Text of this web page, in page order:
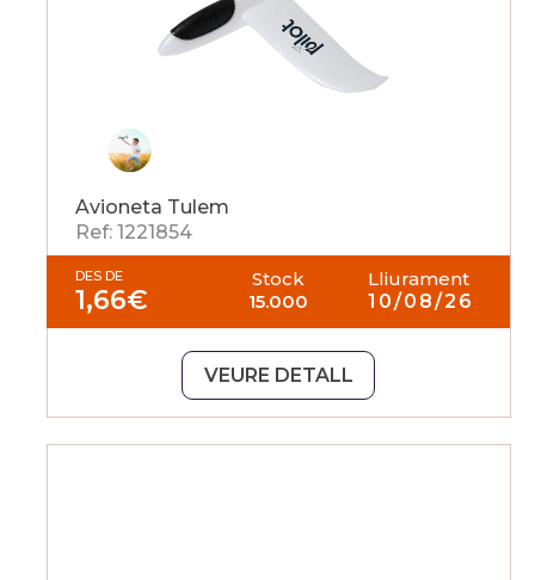
Avioneta Tulem
Ref: 1221854
DES DE
1,66€
Stock
15.000
Lliurament
10/08/26
VEURE DETALL